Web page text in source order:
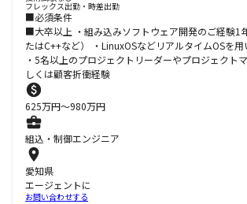
フレックス出勤・時差出勤
■必須条件
■大卒以上 ・組み込みソフトウェア開発のご経験1
たはC++など） ・LinuxOSなどリアルタイムOSを
・5名以上のプロジェクトリーダーやプロジェクト
しくは顧客折衝経験
625万円〜980万円
組込・制御エンジニア
愛知県
エージェントに
お問い合わせする